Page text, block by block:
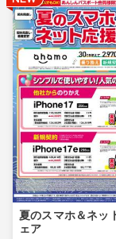
夏のスマホ＆ネッ
ェア